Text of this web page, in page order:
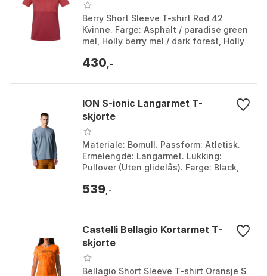
Berry Short Sleeve T-shirt Rød 42
Kvinne. Farge: Asphalt / paradise green
mel, Holly berry mel / dark forest, Holly
...
430 ,-
ION S-ionic Langarmet T-
skjorte
Materiale: Bomull. Passform: Atletisk.
Ermelengde: Langarmet. Lukking:
Pullover (Uten glidelås). Farge: Black,
539 ,-
Castelli Bellagio Kortarmet T-
skjorte
Bellagio Short Sleeve T-shirt Oransje S